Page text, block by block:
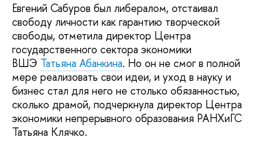
Евгений Сабуров был либералом, отстаивал
свободу личности как гарантию творческой
свободы, отметила директор Центра
государственного сектора экономики
ВШЭ Татьяна Абанкина. Но он не смог в полной
мере реализовать свои идеи, и уход в науку и
бизнес стал для него не столько обязанностью,
сколько драмой, подчеркнула директор Центра
экономики непрерывного образования РАНХиГС
Татьяна Клячко.